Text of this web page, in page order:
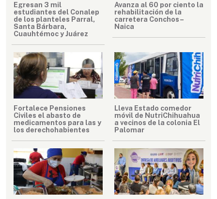
Egresan 3 mil
estudiantes del Conalep
de los planteles Parral,
Santa Bárbara,
Cuauhtémoc y Juárez
Avanza al 60 por ciento la
rehabilitación de la
carretera Conchos–
Naica
Fortalece Pensiones
Civiles el abasto de
medicamentos para las y
los derechohabientes
Lleva Estado comedor
móvil de NutriChihuahua
a vecinos de la colonia El
Palomar